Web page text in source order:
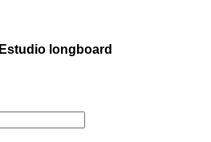
Estudio longboard